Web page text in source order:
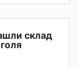
склад